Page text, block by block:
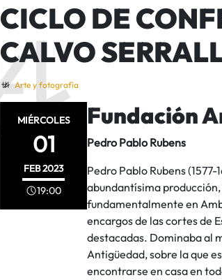
CICLO DE
CALVO
Arte y fotografía
MIÉRCOLES
01
FEB2023
19:00
Fundación
Pedro Pablo Rubens
Pedro Pablo Rubens
abundantísima
fundamentalmente en
encargos de las cortes de
destacadas. Dominaba al
Antigüedad, sobre la que
encontrarse en casa en